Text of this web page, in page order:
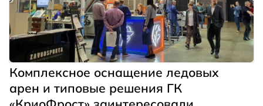
Комплексное оснащение ледовых
арен и типовые решения ГК